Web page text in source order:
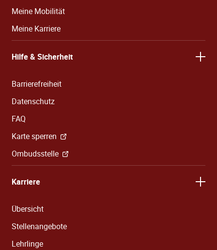
Meine Mobilität
Meine Karriere
Hilfe & Sicherheit
Barrierefreiheit
Datenschutz
FAQ
Karte sperren
Ombudsstelle
Karriere
Übersicht
Stellenangebote
Lehrlinge